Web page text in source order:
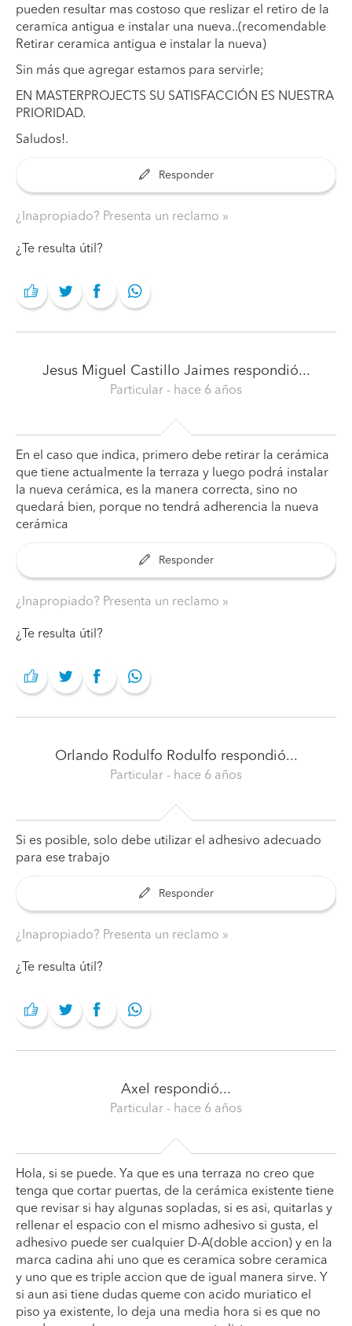
pueden resultar mas costoso que reslizar el retiro de la
ceramica antigua e instalar una nueva..(recomendable
Retirar ceramica antigua e instalar la nueva)
Sin más que agregar estamos para servirle;
EN MASTERPROJECTS SU SATISFACCIÓN ES NUESTRA
PRIORIDAD.
Saludos!.
Responder
¿Inapropiado? Presenta un reclamo
¿Te resulta útil?
Jesus Miguel Castillo Jaimesrespondió...
Particular - hace 6 años
En el caso que indica, primero debe retirar la cerámica
que tiene actualmente la terraza y luego podrá instalar
la nueva cerámica, es la manera correcta, sino no
quedará bien, porque no tendrá adherencia la nueva
cerámica
Responder
¿Inapropiado? Presenta un reclamo
¿Te resulta útil?
Orlando Rodulfo Rodulfo respondió...
Particular - hace 6 años
Si es posible, solo debe utilizar el adhesivo adecuado
para ese trabajo
Responder
¿Inapropiado? Presenta un reclamo
¿Te resulta útil?
Axel respondió...
Particular - hace 6 años
Hola, si se puede. Ya que es una terraza no creo que
tenga que cortar puertas, de la cerámica existente tiene
que revisar si hay algunas sopladas, si es asi, quitarlas y
rellenar el espacio con el mismo adhesivo si gusta, el
adhesivo puede ser cualquier D-A(doble accion) y en la
marca cadina ahi uno que es ceramica sobre ceramica
y uno que es triple accion que de igual manera sirve. Y
si aun asi tiene dudas queme con acido muriatico el
piso ya existente, lo deja una media hora si es que no